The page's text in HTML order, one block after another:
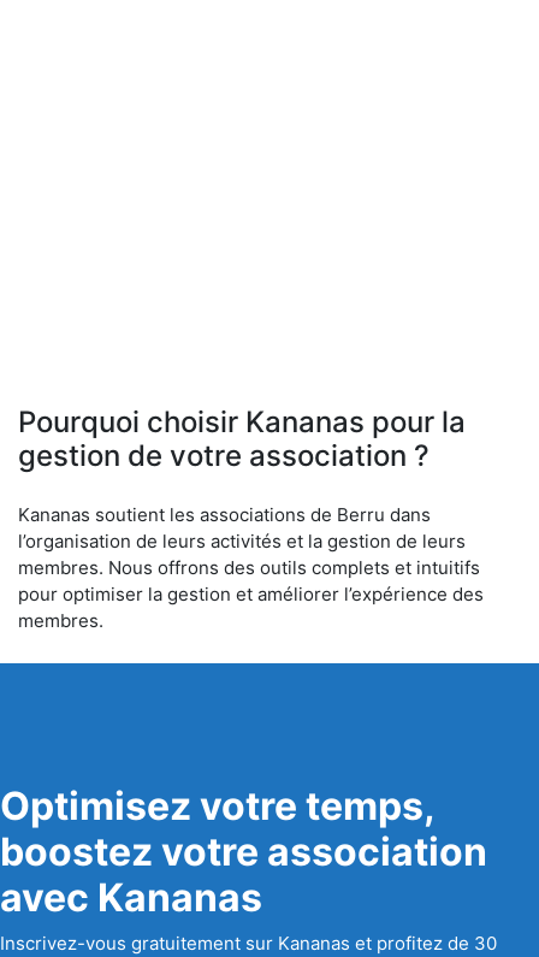
Pourquoi choisir Kananas pour la
gestion de votre association ?
Kananas soutient les associations de Berru dans
l’organisation de leurs activités et la gestion de leurs
membres. Nous offrons des outils complets et intuitifs
pour optimiser la gestion et améliorer l’expérience des
membres.
Optimisez votre temps,
boostez votre association
avec Kananas
Inscrivez-vous gratuitement sur Kananas et profitez de 30